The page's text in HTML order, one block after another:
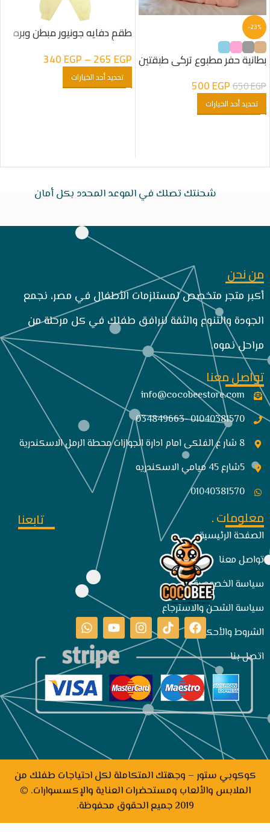
-23%
بطانية حفر مطبوع تركى طبقتين
650EGP
500EGP
تحديد أحد الخيارات
طقم دفايه جونيور مبطن وبره
لون أصفر
265 EGP
–
340EGP
تحديد أحد الخيارات
شحنتك تصلك في الموعد المحدد بكل أمان
من نحن
أكبر متجر متخصص لمستلزمات الأطفال في مصر، نجمع
الجودة والتنوع والثقة لنرافق طفلك في كل مرحلة من
مراحل نموه.
تواصل معنا
info@cocobeestore.com​
01040381570 -034849663
8 شار ع الفلكى امام ادارة الجوازات محطة الرمل الاسكندرية
5شارع 45 ميامي الاسكندريه
01040381570
معلومات .
الصفحة الرئيسية
تواصل معنا
سياسة الخصوصية
سياسة الشحن والاسترجاع
الشروط والأحكام
اتصل بنا
تابعنا
كوكوبي ستور – وجهتك المتكاملة لكل احتياجات طفلك من
الملابس والألعاب ومستحضرات العناية والإكسسوارات. ©
2019 جميع الحقوق محفوظة.